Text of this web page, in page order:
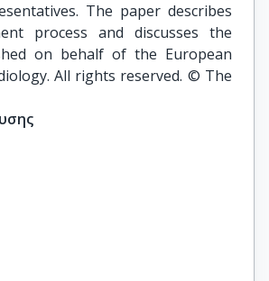
The paper describes
process and discusses the
on behalf of the European
All rights reserved. © The